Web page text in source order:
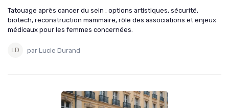
Tatouage après cancer du sein : options artistiques, sécurité,
biotech, reconstruction mammaire, rôle des associations et enjeux
médicaux pour les femmes concernées.
par Lucie Durand